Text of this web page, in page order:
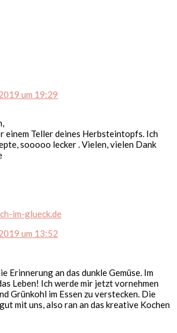
um 19:29
einem Teller deines Herbsteintopfs. Ich
sooooo lecker . Vielen, vielen Dank
im-glueck.de
um 13:52
Erinnerung an das dunkle Gemüse. Im
Leben! Ich werde mir jetzt vornehmen
Grünkohl im Essen zu verstecken. Die
mit uns, also ran an das kreative Kochen